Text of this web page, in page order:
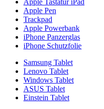
Apple Pen
Trackpad
Apple Powerbank
iPhone Panzerglas
iPhone Schutzfolie
Samsung Tablet
Lenovo Tablet
Windows Tablet
ASUS Tablet
Einstein Tablet